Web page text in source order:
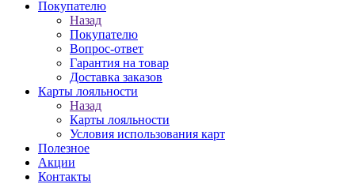
Покупателю
Назад
Покупателю
Вопрос-ответ
Гарантия на товар
Доставка заказов
Карты лояльности
Назад
Карты лояльности
Условия использования карт
Полезное
Акции
Контакты